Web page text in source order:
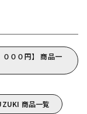
００円】 商品一
商品一覧